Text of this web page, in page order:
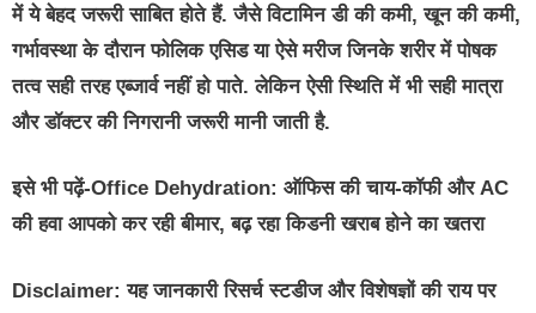
में ये बेहद जरूरी साबित होते हैं. जैसे विटामिन डी की कमी, खून की कमी,
गर्भावस्था के दौरान फोलिक एसिड या ऐसे मरीज जिनके शरीर में पोषक
तत्व सही तरह एब्जार्व नहीं हो पाते. लेकिन ऐसी स्थिति में भी सही मात्रा
और डॉक्टर की निगरानी जरूरी मानी जाती है.
इसे भी पढ़ें-Office Dehydration: ऑफिस की चाय-कॉफी और AC
की हवा आपको कर रही बीमार, बढ़ रहा किडनी खराब होने का खतरा
Disclaimer: यह जानकारी रिसर्च स्टडीज और विशेषज्ञों की राय पर